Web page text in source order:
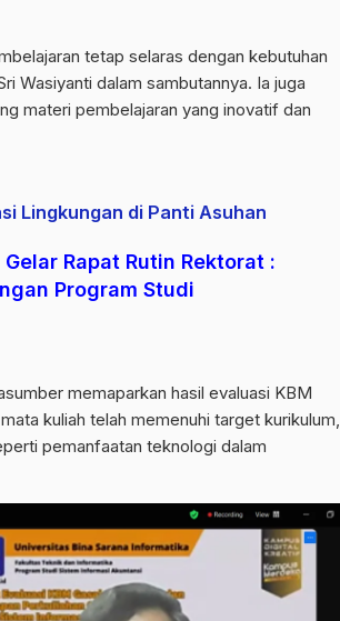
tetap selaras dengan kebutuhan
Wasiyanti dalam sambutannya. Ia juga
materi pembelajaran yang inovatif dan
Lingkungan di Panti Asuhan
Rapat Rutin Rektorat :
Program Studi
memaparkan hasil evaluasi KBM
kuliah telah memenuhi target kurikulum,
pemanfaatan teknologi dalam